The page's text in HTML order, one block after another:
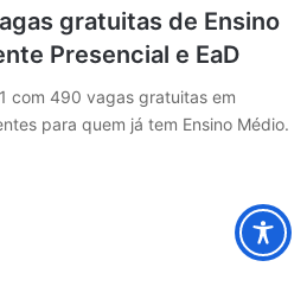
gratuitas de Ensino
Presencial e EaD
com 490 vagas gratuitas em
para quem já tem Ensino Médio.